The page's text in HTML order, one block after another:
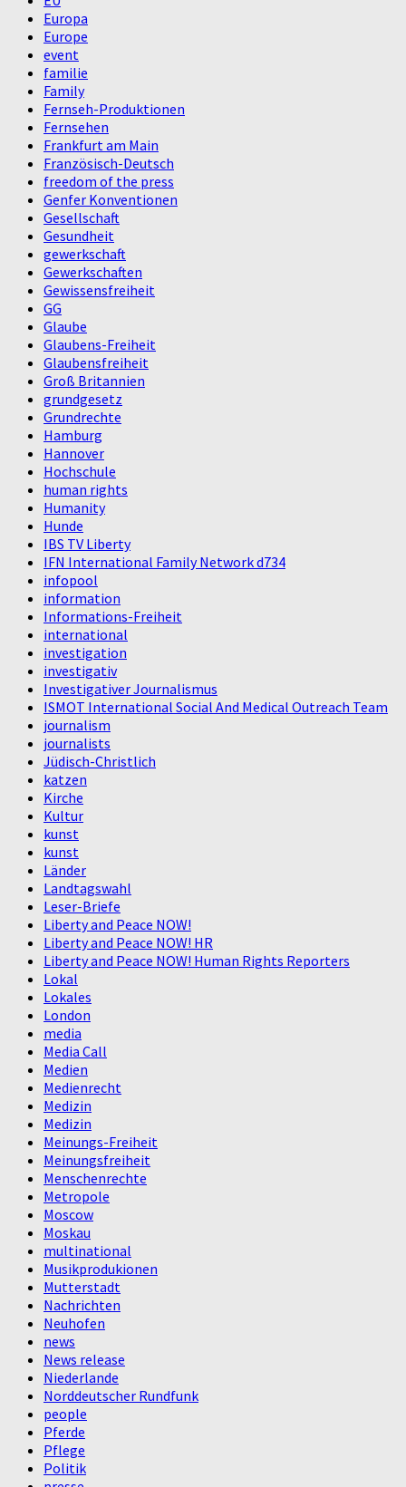
Europa
Europe
event
familie
Family
Fernseh-Produktionen
Fernsehen
Frankfurt am Main
Französisch-Deutsch
freedom of the press
Genfer Konventionen
Gesellschaft
Gesundheit
gewerkschaft
Gewerkschaften
Gewissensfreiheit
GG
Glaube
Glaubens-Freiheit
Glaubensfreiheit
Groß Britannien
grundgesetz
Grundrechte
Hamburg
Hannover
Hochschule
human rights
Humanity
Hunde
IBS TV Liberty
IFN International Family Network d734
infopool
information
Informations-Freiheit
international
investigation
investigativ
Investigativer Journalismus
ISMOT International Social And Medical Outreach Team
journalism
journalists
Jüdisch-Christlich
katzen
Kirche
Kultur
kunst
kunst
Länder
Landtagswahl
Leser-Briefe
Liberty and Peace NOW!
Liberty and Peace NOW! HR
Liberty and Peace NOW! Human Rights Reporters
Lokal
Lokales
London
media
Media Call
Medien
Medienrecht
Medizin
Medizin
Meinungs-Freiheit
Meinungsfreiheit
Menschenrechte
Metropole
Moscow
Moskau
multinational
Musikprodukionen
Mutterstadt
Nachrichten
Neuhofen
news
News release
Niederlande
Norddeutscher Rundfunk
people
Pferde
Pflege
Politik